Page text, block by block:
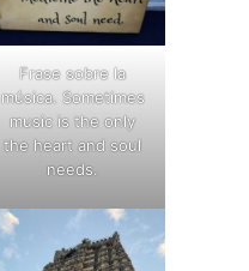
Frase sobre la
música. Sometimes
music is the only
the heart and soul
needs.